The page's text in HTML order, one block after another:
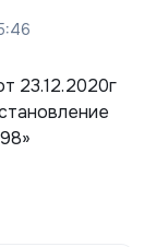
23.12.2020г